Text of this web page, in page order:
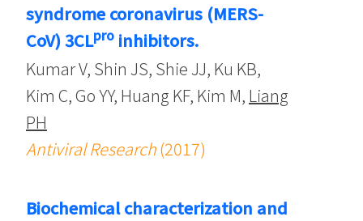
syndrome coronavirus (MERS-
CoV) 3CLpro inhibitors.
Kumar V, Shin JS, Shie JJ, Ku KB,
Kim C, Go YY, Huang KF, Kim M, Liang
PH
Antiviral Research(2017)
Biochemical characterization and